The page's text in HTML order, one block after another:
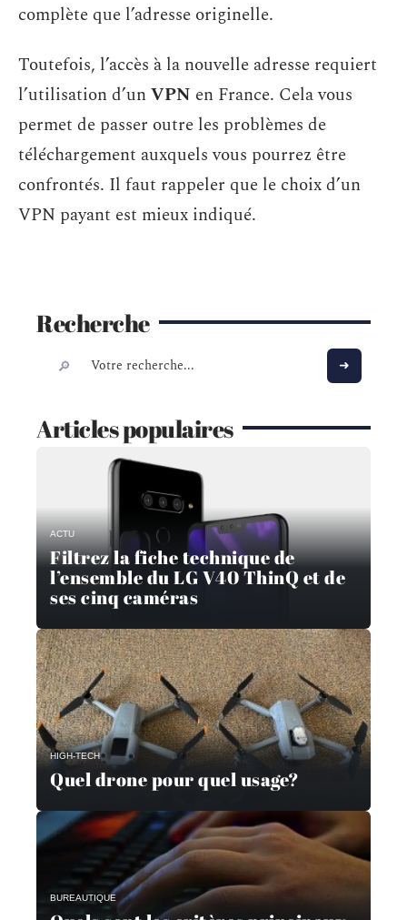
complète que l’adresse originelle.
Toutefois, l’accès à la nouvelle adresse requiert
l’utilisation d’unVPN en France. Cela vous
permet de passer outre les problèmes de
téléchargement auxquels vous pourrez être
confrontés. Il faut rappeler que le choix d’un
VPN payant est mieux indiqué.
Recherche
Articles populaires
ACTU
Filtrez la fiche technique de
l’ensemble du LG V40 ThinQ et de
ses cinq caméras
HIGH-TECH
Quel drone pour quel usage?
BUREAUTIQUE